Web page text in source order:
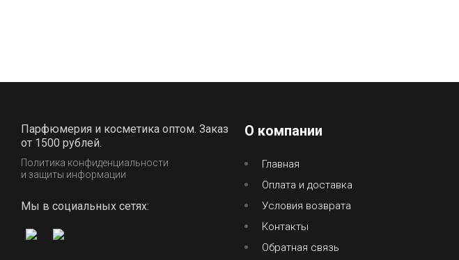
Парфюмерия и косметика оптом. Заказ
от 1500 рублей.
Политика конфиденциальности
и защиты информации
Мы в социальных сетях:
О компании
Главная
Оплата и доставка
Условия возврата
Контакты
Обратная связь